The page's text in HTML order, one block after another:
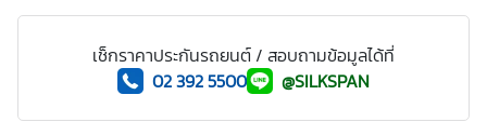
เช็กราคาประกันรถยนต์ / สอบถามข้อมูลได้ที่
02 392 5500
@SILKSPAN